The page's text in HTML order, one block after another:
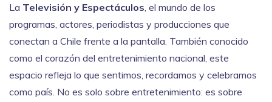
La Televisión y Espectáculos, el mundo de los
programas, actores, periodistas y producciones que
conectan a Chile frente a la pantalla. También conocido
como el corazón del entretenimiento nacional, este
espacio refleja lo que sentimos, recordamos y celebramos
como país. No es solo sobre entretenimiento: es sobre